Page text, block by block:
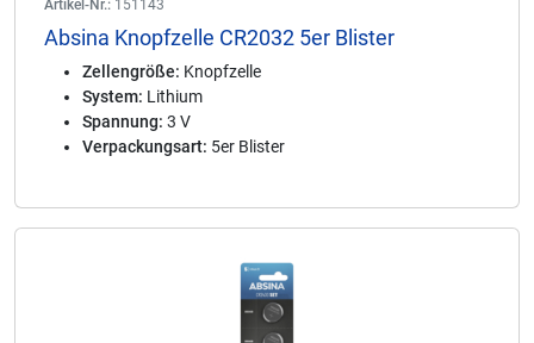
Artikel-Nr.: 151143
Absina Knopfzelle CR2032 5er Blister
Zellengröße: Knopfzelle
System: Lithium
Spannung: 3 V
Verpackungsart: 5er Blister